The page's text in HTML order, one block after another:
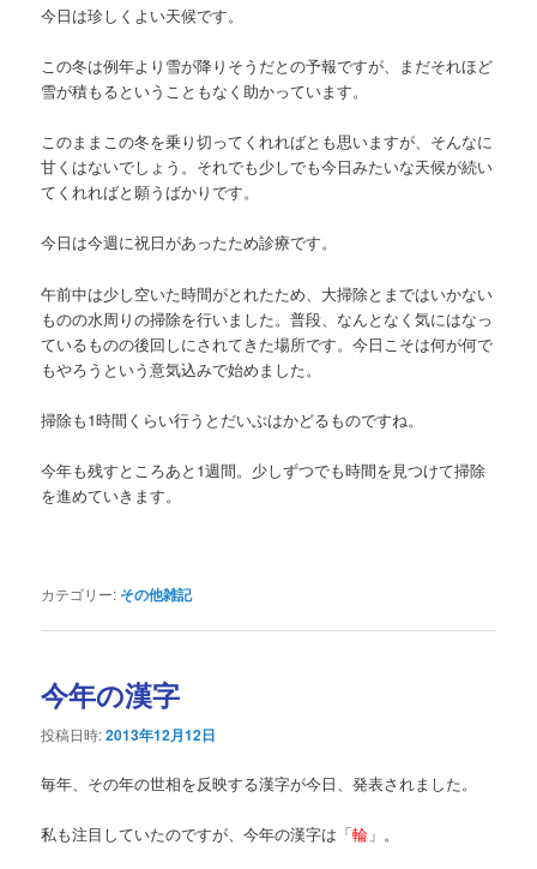
今日は珍しくよい天候です。
この冬は例年より雪が降りそうだとの予報ですが、まだそれほど
雪が積もるということもなく助かっています。
このままこの冬を乗り切ってくれればとも思いますが、そんなに
甘くはないでしょう。それでも少しでも今日みたいな天候が続い
てくれればと願うばかりです。
今日は今週に祝日があったため診療です。
午前中は少し空いた時間がとれたため、大掃除とまではいかない
ものの水周りの掃除を行いました。普段、なんとなく気にはなっ
ているものの後回しにされてきた場所です。今日こそは何が何で
もやろうという意気込みで始めました。
掃除も1時間くらい行うとだいぶはかどるものですね。
今年も残すところあと1週間。少しずつでも時間を見つけて掃除
を進めていきます。
カテゴリー: その他雑記
今年の漢字
投稿日時:2013年12月12日
毎年、その年の世相を反映する漢字が今日、発表されました。
私も注目していたのですが、今年の漢字は「輪 」。